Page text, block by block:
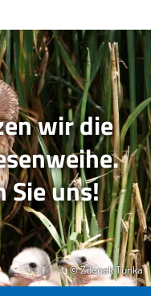
© Zdenek Tunka
© Zdenek Tunka
wir die
uns!